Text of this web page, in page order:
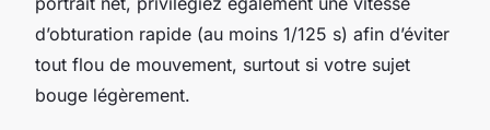
d’obturation rapide (au moins 1/125 s) afin d’éviter
tout flou de mouvement, surtout si votre sujet
bouge légèrement.